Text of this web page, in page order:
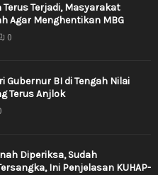
Terus Terjadi, Masyarakat
Agar Menghentikan MBG
0
Gubernur BI di Tengah Nilai
Terus Anjlok
Diperiksa, Sudah
Ini Penjelasan KUHAP-